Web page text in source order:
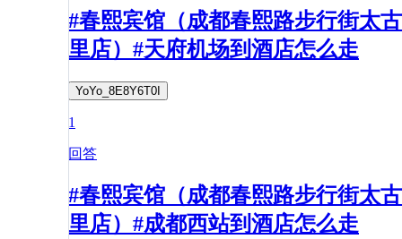
#春熙宾馆（成都春熙路步行街太古
里店）#天府机场到酒店怎么走
YoYo_8E8Y6T0I
1
回答
#春熙宾馆（成都春熙路步行街太古
里店）#成都西站到酒店怎么走